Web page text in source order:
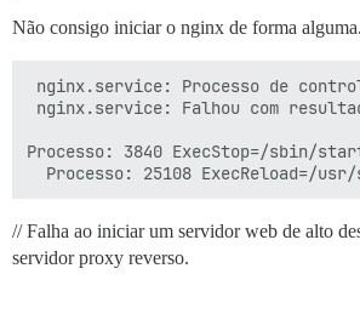
Não consigo iniciar o nginx de forma alguma.
nginx.service: Processo de
nginx.service: Falhou com
Processo: 3840 ExecStop=/sbin/
// Falha ao iniciar um servidor web de alto
servidor proxy reverso.